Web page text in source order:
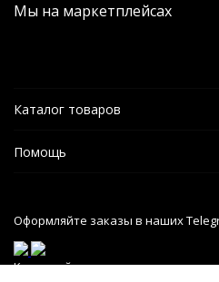
Мы на маркетплейсах
Каталог товаров
Помощь
Оформляйте заказы в наших
Карта сайта